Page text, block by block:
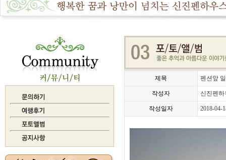
제목 펜션앞
작성자 신진펜하
작성일자 2018-04-